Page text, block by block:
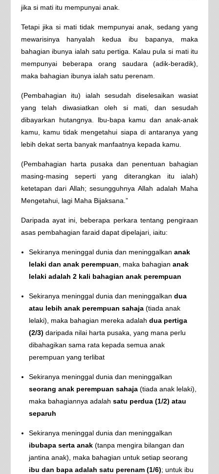
jika si mati itu mempunyai anak.
Tetapi jika si mati tidak mempunyai anak, sedang yang
mewarisinya hanyalah kedua ibu bapanya, maka
bahagian ibunya ialah satu pertiga. Kalau pula si mati itu
mempunyai beberapa orang saudara (adik-beradik),
maka bahagian ibunya ialah satu perenam.
(Pembahagian itu) ialah sesudah diselesaikan wasiat
yang telah diwasiatkan oleh si mati, dan sesudah
dibayarkan hutangnya. lbu-bapa kamu dan anak-anak
kamu, kamu tidak mengetahui siapa di antaranya yang
lebih dekat serta banyak manfaatnya kepada kamu.
(Pembahagian harta pusaka dan penentuan bahagian
masing-masing seperti yang diterangkan itu ialah)
ketetapan dari Allah; sesungguhnya Allah adalah Maha
Mengetahui, lagi Maha Bijaksana.”
Daripada ayat ini, beberapa perkara tentang pengiraan
asas pembahagian faraid dapat dipelajari, iaitu:
Sekiranya meninggal dunia dan meninggalkan anak
lelaki dan anak perempuan, maka bahagian anak
lelaki adalah 2 kali bahagian anak perempuan
Sekiranya meninggal dunia dan meninggalkan dua
atau lebih anak perempuan sahaja(tiada anak
lelaki), maka bahagian mereka adalah dua pertiga
(2/3) daripada nilai harta pusaka, yang mana perlu
dibahagikan sama rata kepada semua anak
perempuan yang terlibat
Sekiranya meninggal dunia dan meninggalkan
seorang anak perempuan sahaja(tiada anak lelaki),
maka bahagiannya adalah satu perdua (1/2) atau
separuh
Sekiranya meninggal dunia dan meninggalkan
ibubapa serta anak(tanpa mengira bilangan dan
jantina anak), maka bahagian untuk setiap seorang
ibu dan bapa adalah satu perenam (1/6); untuk ibu